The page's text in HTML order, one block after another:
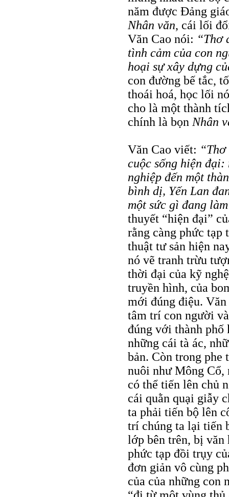
năm được Đảng
Nhân văn, cái lối
Văn Cao nói: “Thơ
tình cảm của con
hoại sự xây dựng
con đường bế tắc,
thoái hoá, học lối
cho là một thành
chính là bọn Nhân
Văn Cao viết:
cuộc sống hiện
nghiệp đến một
bình dị, Yến Lan
một sức gì đang
thuyết “hiện đại”
rằng càng phức tạp
thuật tư sản hiện
nó vẽ tranh trừu
thời đại của kỹ
truyền hình, của
mới đúng điệu.
tâm trí con người
đúng với thành phố
những cái tà ác,
bản. Còn trong phe
nuôi như Mông Cổ,
có thể tiến lên chủ
cái quằn quại giẫy
ta phải tiến bộ lên
trí chúng ta lại tiến
lớp bên trên, bị văn
phức tạp đồi trụy
đơn giản vô cùng
của của những con